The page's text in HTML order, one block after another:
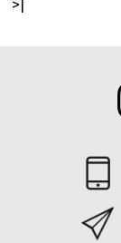
>|